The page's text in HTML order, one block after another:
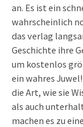
an. Es ist ein
wahrscheinlich
das verlag
Geschichte ihre
um kostenlos
ein wahres
die Art, wie sie
als auch
machen es zu